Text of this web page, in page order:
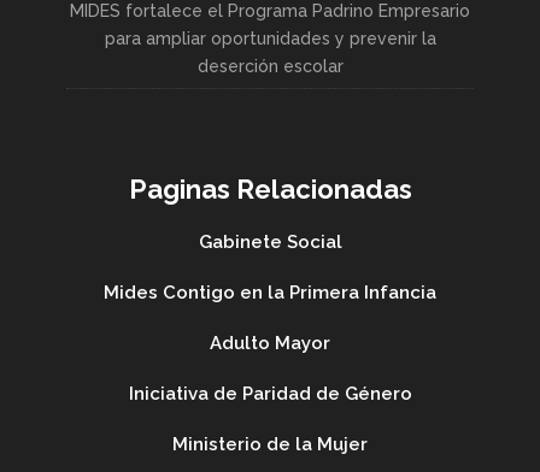
MIDES fortalece el Programa Padrino Empresario
para ampliar oportunidades y prevenir la
deserción escolar
Paginas Relacionadas
Gabinete Social
Mides Contigo en la Primera Infancia
Adulto Mayor
Iniciativa de Paridad de Género
Ministerio de la Mujer